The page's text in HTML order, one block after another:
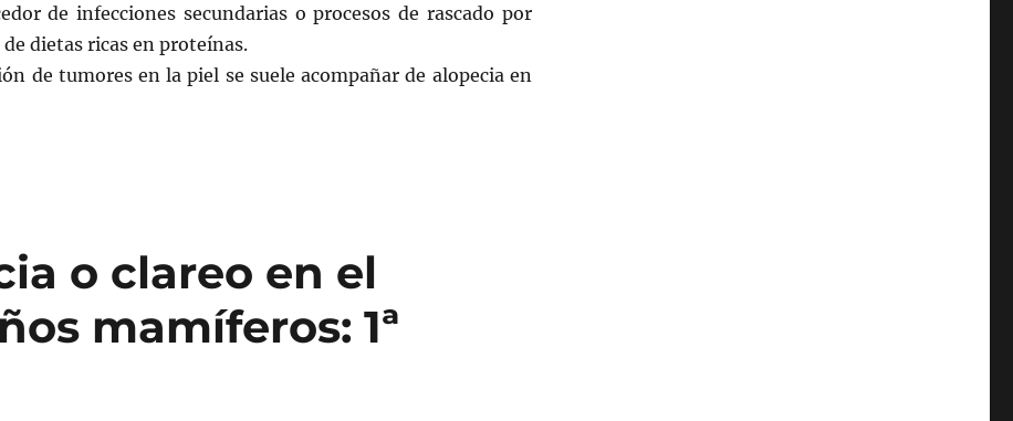
de infecciones secundarias o procesos de rascado por
de dietas ricas en proteínas.
de tumores en la piel se suele acompañar de alopecia en
o clareo en el
mamíferos: 1ª